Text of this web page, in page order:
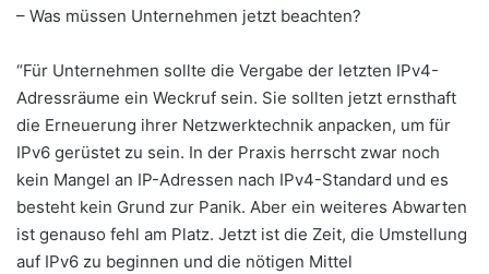
– Was müssen Unternehmen jetzt beachten?
“Für Unternehmen sollte die Vergabe der letzten IPv4-
Adressräume ein Weckruf sein. Sie sollten jetzt ernsthaft
die Erneuerung ihrer Netzwerktechnik anpacken, um für
IPv6 gerüstet zu sein. In der Praxis herrscht zwar noch
kein Mangel an IP-Adressen nach IPv4-Standard und es
besteht kein Grund zur Panik. Aber ein weiteres Abwarten
ist genauso fehl am Platz. Jetzt ist die Zeit, die Umstellung
auf IPv6 zu beginnen und die nötigen Mittel